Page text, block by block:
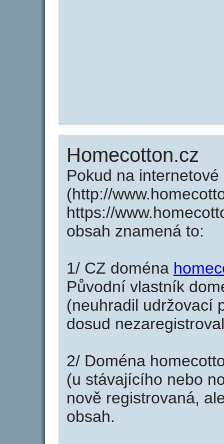
Homecotton.cz
Pokud na
(http://
https://
obsah znamená to:
1/ CZ doména
Původní vlastník
(neuhradil udržovací
dosud
2/ Doména
(u stávajícího nebo
nově registrovaná,
obsah.